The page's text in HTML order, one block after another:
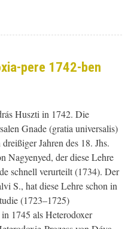
pere 1742-ben
Huszti in 1742. Die
Gnade (gratia universalis)
Jahren des 18. Jhs.
Nagyenyed, der diese Lehre
schnell verurteilt (1734). Der
S., hat diese Lehre schon in
(1723–1725)
1745 als Heterodoxer